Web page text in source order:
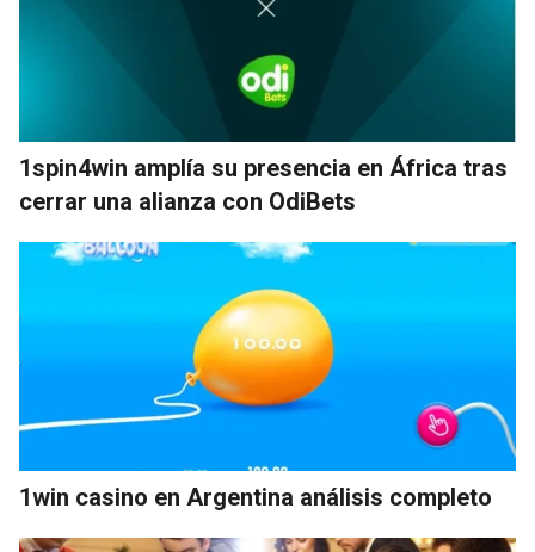
1spin4win amplía su presencia en África tras
cerrar una alianza con OdiBets
1win casino en Argentina análisis completo